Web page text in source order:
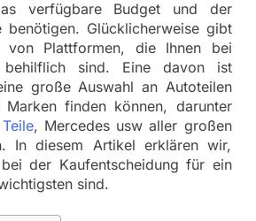
verfügbare Budget und der
benötigen. Glücklicherweise gibt
von Plattformen, die Ihnen bei
behilflich sind. Eine davon ist
große Auswahl an Autoteilen
Marken finden können, darunter
, Mercedes usw aller großen
In diesem Artikel erklären wir,
der Kaufentscheidung für ein
sind.